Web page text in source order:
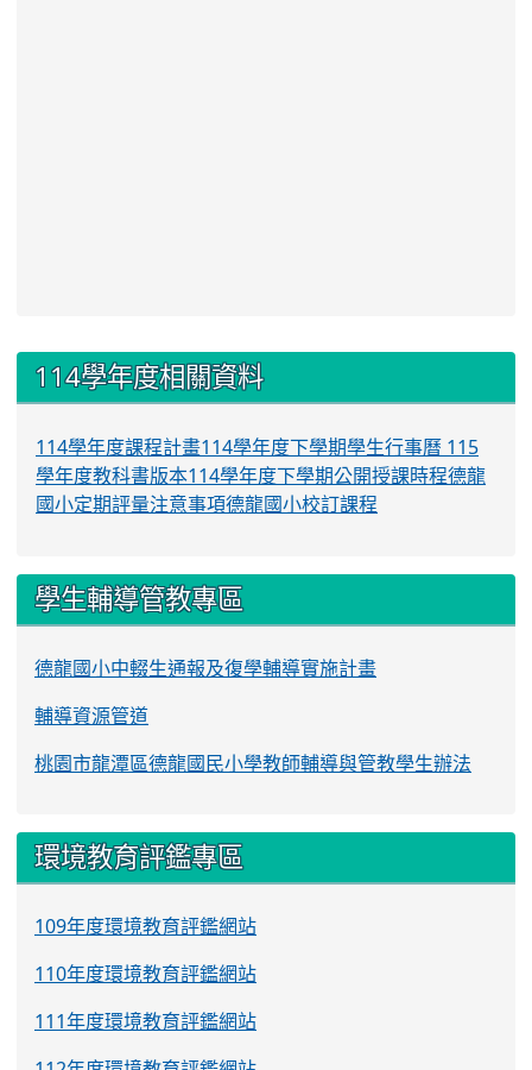
::: 114學年度相關資料
114學年度課程計畫114學年度下學期學生行事曆 115
學年度教科書版本114學年度下學期公開授課時程德龍
國小定期評量注意事項德龍國小校訂課程
學生輔導管教專區
德龍國小中輟生通報及復學輔導實施計畫
輔導資源管道
桃園市龍潭區德龍國民小學教師輔導與管教學生辦法
環境教育評鑑專區
109年度環境教育評鑑網站
110年度環境教育評鑑網站
111年度環境教育評鑑網站